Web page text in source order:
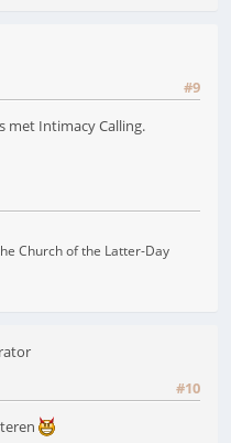
#9
met Intimacy Calling.
Church of the Latter-Day
#10